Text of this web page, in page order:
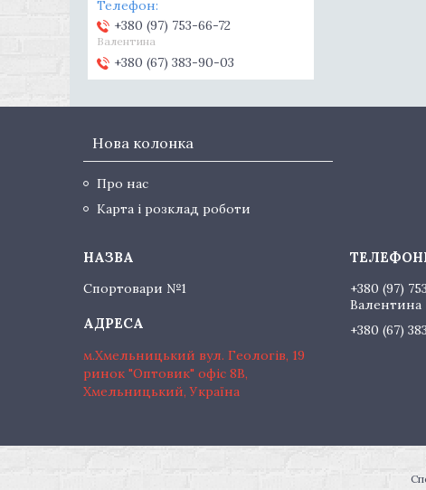
+380 (97) 753-66-72
Валентина
+380 (67) 383-90-03
Нова колонка
Про нас
Карта і розклад роботи
Спортовари №1
м.Хмельницький вул. Геологів, 19
ринок "Оптовик" офіс 8В,
Хмельницький, Україна
+380 (97)
Валентина
+380 (67)